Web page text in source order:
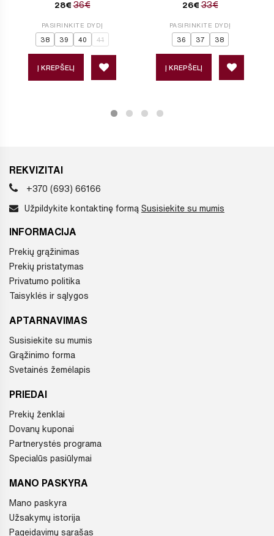
28€ 36€
PASIRINKITE DYDĮ
38 39 40 41
Į KREPŠELĮ
26€ 33€
PASIRINKITE DYDĮ
36 37 38
Į KREPŠELĮ
REKVIZITAI
+370 (693) 66166
Užpildykite kontaktinę formą Susisiekite su mumis
INFORMACIJA
Prekių grąžinimas
Prekių pristatymas
Privatumo politika
Taisyklės ir sąlygos
APTARNAVIMAS
Susisiekite su mumis
Grąžinimo forma
Svetainės žemėlapis
PRIEDAI
Prekių ženklai
Dovanų kuponai
Partnerystės programa
Specialūs pasiūlymai
MANO PASKYRA
Mano paskyra
Užsakymų istorija
Pageidavimų sąrašas